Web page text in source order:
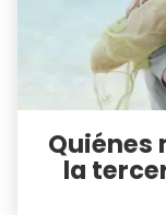
Quiénes
la